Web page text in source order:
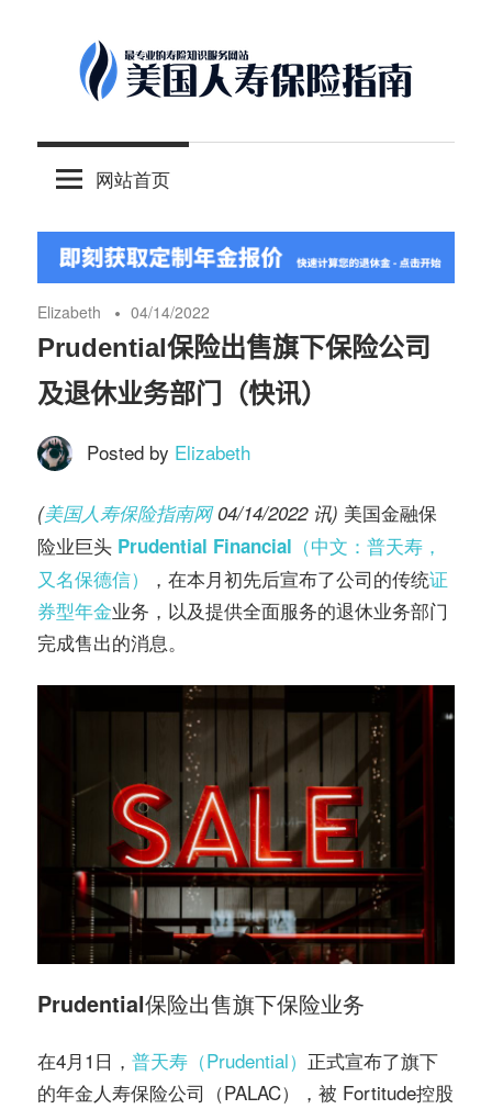
content
美
人
寿
保
险
指
南
©️
最
国
保
理
财
服
社
区
网站首页
Elizabeth 04/14/2022
Prudential保险出售旗下保险公司
及退休业务部门（快讯）
Posted by Elizabeth
(美国人寿保险指南网04/14/2022 讯) 美国金融保
险业巨头 Prudential Financial （中文：普天寿，
又名保德信）
，在本月初先后宣布了公司的传统证
券型年金业务，以及提供全面服务的退休业务部门
完成售出的消息。
Prudential保险出售旗下保险业务
在4月1日， 普天寿（Prudential） 正式宣布了旗下
的年金人寿保险公司（PALAC），被 Fortitude控股